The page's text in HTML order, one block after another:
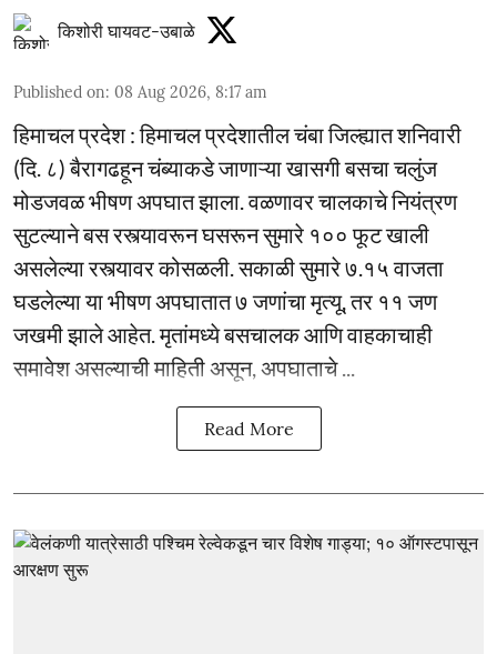
किशोरी घायवट-उबाळे
Published on: 08 Aug 2026, 8:17 am
हिमाचल प्रदेश : हिमाचल प्रदेशातील चंबा जिल्ह्यात शनिवारी
(दि. ८) बैरागढहून चंब्याकडे जाणाऱ्या खासगी बसचा चलुंज
मोडजवळ भीषण अपघात झाला. वळणावर चालकाचे नियंत्रण
सुटल्याने बस रस्त्यावरून घसरून सुमारे १०० फूट खाली
असलेल्या रस्त्यावर कोसळली. सकाळी सुमारे ७.१५ वाजता
घडलेल्या या भीषण अपघातात ७ जणांचा मृत्यू, तर ११ जण
जखमी झाले आहेत. मृतांमध्ये बसचालक आणि वाहकाचाही
समावेश असल्याची माहिती असून, अपघाताचे ...
Read More